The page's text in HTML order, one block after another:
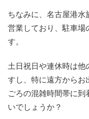
ちなみに、名古屋港
営業しており、駐車場
す。
土日祝日や連休時は他
すし、特に遠方からお
ごろの混雑時間帯に
いでしょうか？